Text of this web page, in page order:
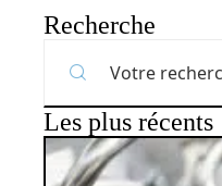
Recherche
Les plus récents